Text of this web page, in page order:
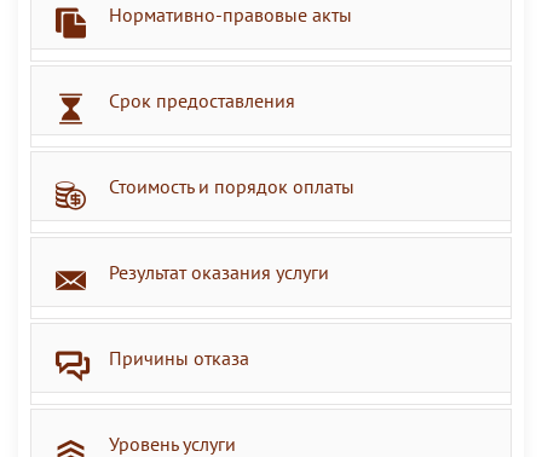
Нормативно-правовые акты
Срок предоставления
Стоимость и порядок оплаты
Результат оказания услуги
Причины отказа
Уровень услуги